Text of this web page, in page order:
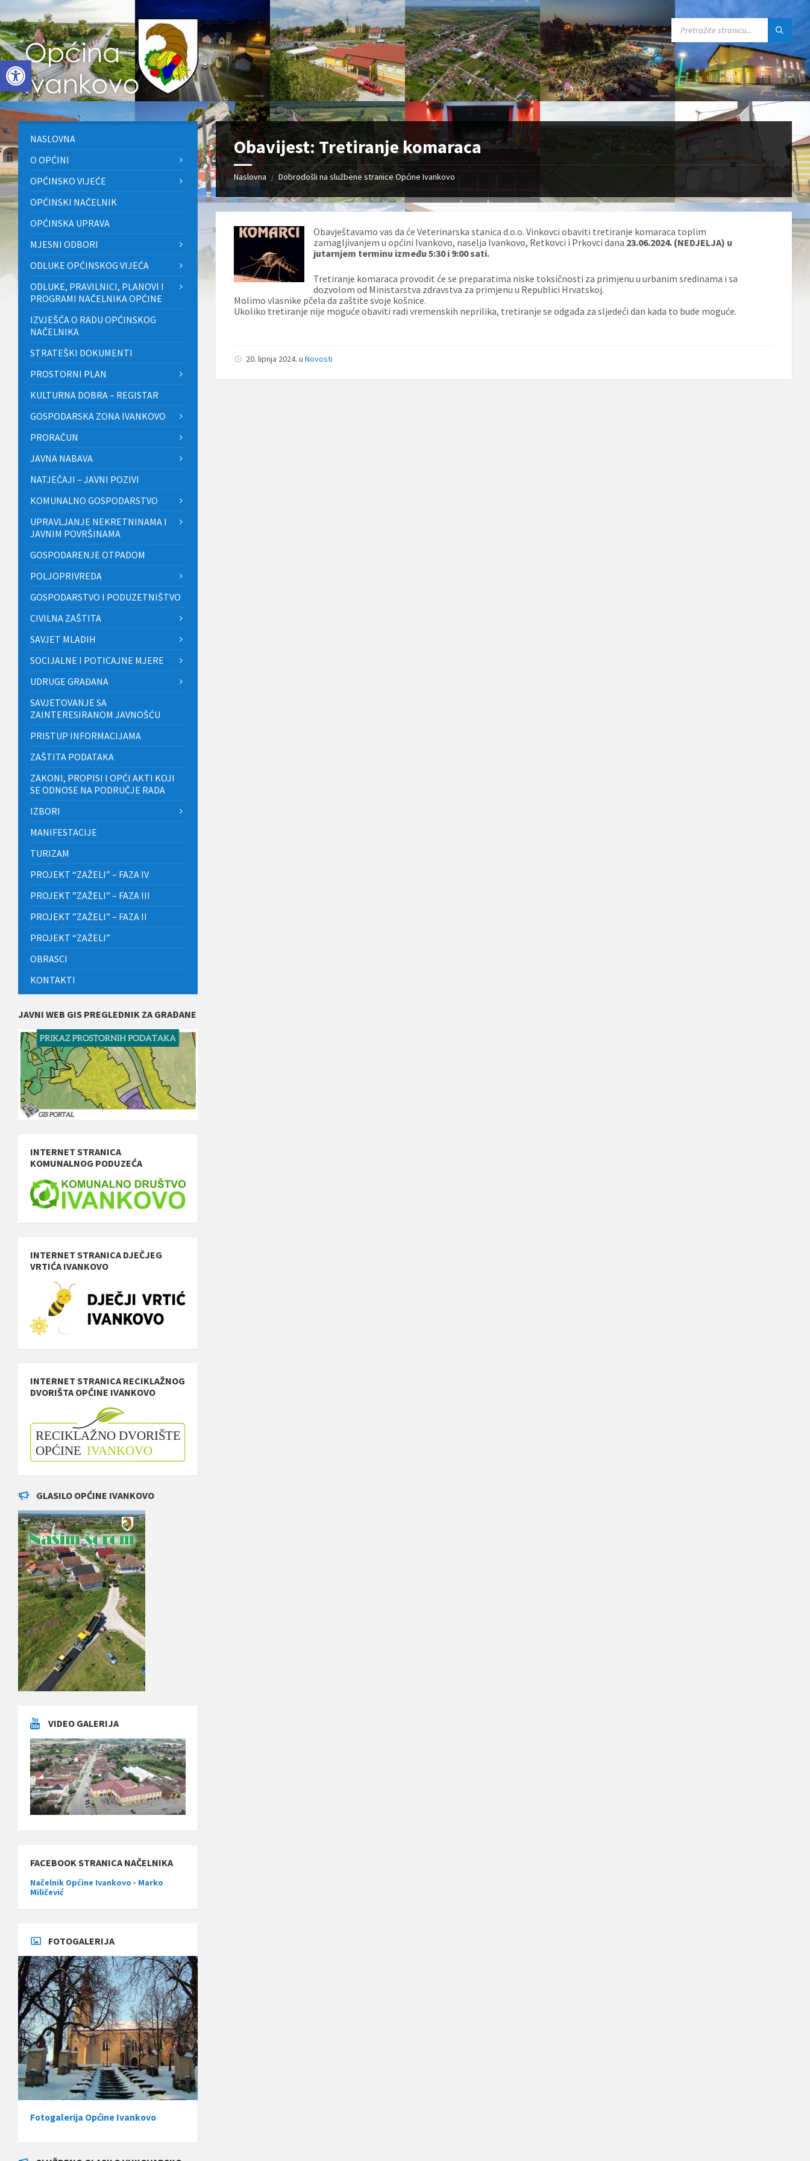
Open toolbar
to
content
to
left
sidebar
to
footer
Obavijest: Tretiranje komaraca
Naslovna / Dobrodošli na službene stranice Općine Ivankovo
Obavještavamo vas da će Veterinarska stanica d.o.o. Vinkovci obaviti tretiranje komaraca toplim
zamagljivanjem u općini Ivankovo, naselja Ivankovo, Retkovci i Prkovci dana 23.06.2024. (NEDJELJA) u
jutarnjem terminu između 5:30 i 9:00 sati.
Tretiranje komaraca provodit će se preparatima niske toksičnosti za primjenu u urbanim sredinama i sa
dozvolom od Ministarstva zdravstva za primjenu u Republici Hrvatskoj.
Molimo vlasnike pčela da zaštite svoje košnice.
Ukoliko tretiranje nije moguće obaviti radi vremenskih neprilika, tretiranje se odgađa za sljedeći dan kada to bude moguće.
20. lipnja 2024.uNovosti
NASLOVNA
O OPĆINI
OPĆINSKO VIJEĆE
OPĆINSKI NAČELNIK
OPĆINSKA UPRAVA
MJESNI ODBORI
ODLUKE OPĆINSKOG VIJEĆA
ODLUKE, PRAVILNICI, PLANOVI I
PROGRAMI NAČELNIKA OPĆINE
IZVJEŠĆA O RADU OPĆINSKOG
NAČELNIKA
STRATEŠKI DOKUMENTI
PROSTORNI PLAN
KULTURNA DOBRA – REGISTAR
GOSPODARSKA ZONA IVANKOVO
PRORAČUN
JAVNA NABAVA
NATJEČAJI – JAVNI POZIVI
KOMUNALNO GOSPODARSTVO
UPRAVLJANJE NEKRETNINAMA I
JAVNIM POVRŠINAMA
GOSPODARENJE OTPADOM
POLJOPRIVREDA
GOSPODARSTVO I PODUZETNIŠTVO
CIVILNA ZAŠTITA
SAVJET MLADIH
SOCIJALNE I POTICAJNE MJERE
UDRUGE GRAĐANA
SAVJETOVANJE SA
ZAINTERESIRANOM JAVNOŠĆU
PRISTUP INFORMACIJAMA
ZAŠTITA PODATAKA
ZAKONI, PROPISI I OPĆI AKTI KOJI
SE ODNOSE NA PODRUČJE RADA
IZBORI
MANIFESTACIJE
TURIZAM
PROJEKT “ZAŽELI” – FAZA IV
PROJEKT ”ZAŽELI” – FAZA III
PROJEKT ”ZAŽELI” – FAZA II
PROJEKT “ZAŽELI”
OBRASCI
KONTAKTI
JAVNI WEB GIS PREGLEDNIK ZA GRAĐANE
INTERNET STRANICA
KOMUNALNOG PODUZEĆA
INTERNET STRANICA DJEČJEG
VRTIĆA IVANKOVO
INTERNET STRANICA RECIKLAŽNOG
DVORIŠTA OPĆINE IVANKOVO
GLASILO OPĆINE IVANKOVO
VIDEO GALERIJA
FACEBOOK STRANICA NAČELNIKA
Načelnik Općine Ivankovo - Marko
Miličević
FOTOGALERIJA
Fotogalerija Općine Ivankovo